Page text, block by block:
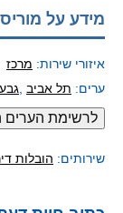
מידע על מוריס
איזורי שירות: מרכז
ערים: תל אביב
שירותים: הובלות